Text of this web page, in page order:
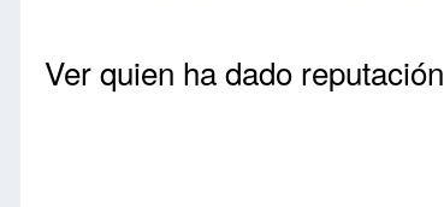
Ver quien ha dado reputación